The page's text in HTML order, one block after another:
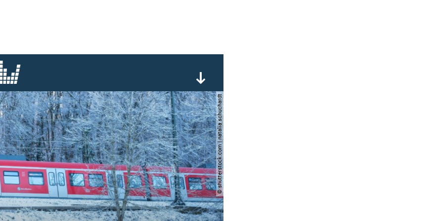
© shutterstock.com | natalia schuchardt